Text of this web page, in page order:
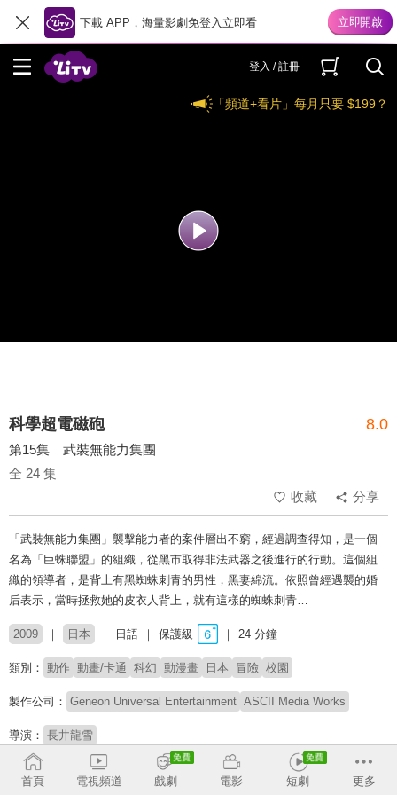
下載 APP，海量影劇免登入立即看
登入 / 註冊
「頻道+看片」每月只要 $199？
科學超電磁砲 8.0
第15集 武裝無能力集團
全 24 集
收藏
分享
「武裝無能力集團」襲擊能力者的案件層出不窮，經過調查得知，是一個
名為「巨蛛聯盟」的組織，從黑市取得非法武器之後進行的行動。這個組
織的領導者，是背上有黑蜘蛛刺青的男性，黑妻綿流。依照曾經遇襲的婚
后表示，當時拯救她的皮衣人背上，就有這樣的蜘蛛刺青…
2009 日本 日語 保護級 24 分鐘
類別： 動作 動畫/卡通 科幻 動漫畫 日本 冒險 校園
製作公司： Geneon Universal Entertainment ASCII Media Works
導演： 長井龍雪
配音： 佐藤利奈 新井里美 豐崎愛生 伊藤加奈惠 戶松遙
淺倉杏美 佐佐木望 植田佳奈 岡本信彥 小清水亞美 內田真禮
首頁 電視頻道 戲劇 電影 短劇 更多